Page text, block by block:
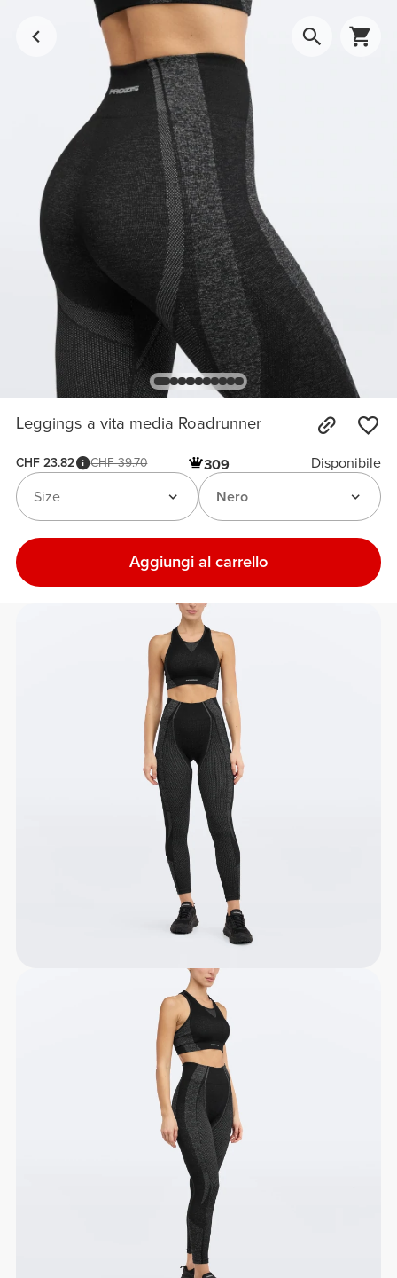
Leggings a vita media Roadrunner
CHF 23.82 CHF 39.70 309
Disponibile
Nero
Size
Aggiungi al carrello